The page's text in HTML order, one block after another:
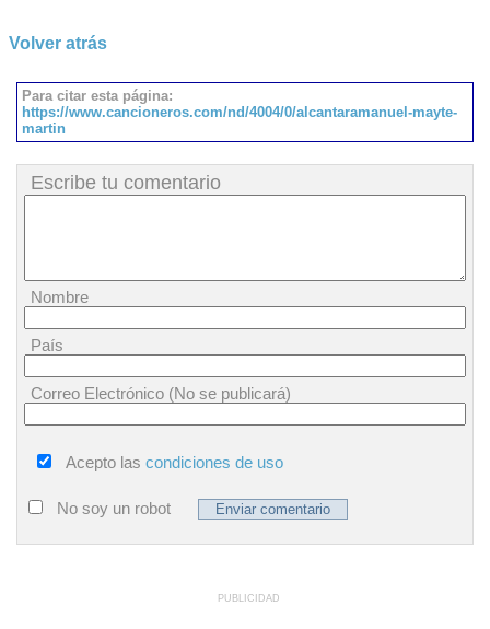
Volver atrás
Para citar esta página:
https://www.cancioneros.com/nd/4004/0/alcantaramanuel-mayte-
martin
Escribe tu comentario
Nombre
País
Correo Electrónico (No se publicará)
Acepto las condiciones de uso
No soy un robot
PUBLICIDAD